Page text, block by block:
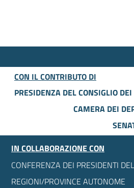
CON IL CONTRIBUTO DI
PRESIDENZA DEL CONSIGLIO
CAMERA DEI
IN COLLABORAZIONE CON
CONFERENZA DEI PRESIDENTI
REGIONI/PROVINCE AUTONOME